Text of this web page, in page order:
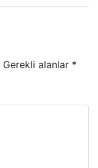
Gerekli alanlar *